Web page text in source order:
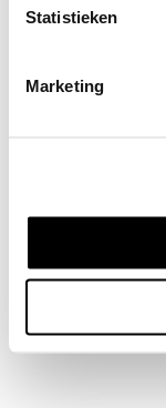
Statistieken
Marketing